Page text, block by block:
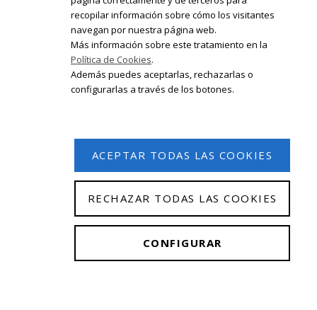
Registrate en nuestro boletín de
noticias
© 2026 Isabel Olleta. Todos los derechos reservados.
recopilar información sobre cómo los visitantes
navegan por nuestra página web.
Más información sobre este tratamiento en la
Política de Cookies.
Además puedes aceptarlas, rechazarlas o
configurarlas a través de los botones.
ACEPTAR TODAS LAS COOKIES
RECHAZAR TODAS LAS COOKIES
CONFIGURAR